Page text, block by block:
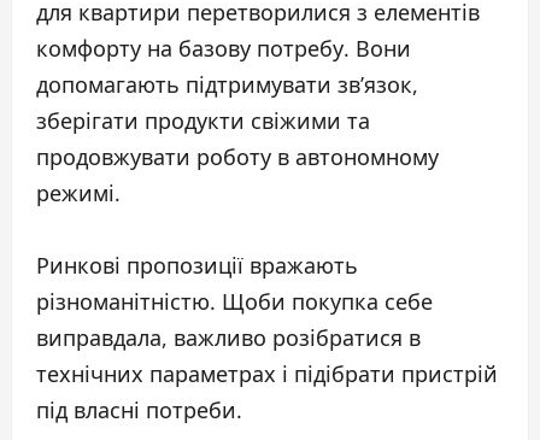
для квартири перетворилися з елементів
комфорту на базову потребу. Вони
допомагають підтримувати зв’язок,
зберігати продукти свіжими та
продовжувати роботу в автономному
режимі.
Ринкові пропозиції вражають
різноманітністю. Щоби покупка себе
виправдала, важливо розібратися в
технічних параметрах і підібрати пристрій
під власні потреби.